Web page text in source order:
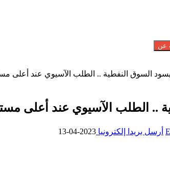
عن
يسود السوق النفطية .. الطلب الآسيوي عند أعلى مستوى
الطلب الآسيوي عند أعلى مستوى
أرسل بريدا إلكترونيا 2023-04-13